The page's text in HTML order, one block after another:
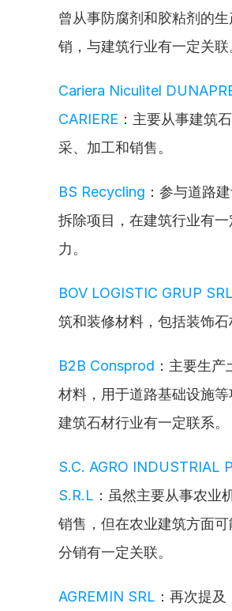
曾从事防腐剂和胶粘剂的生
销，与建筑行业有一定关联
Cariera Niculitel
CARIERE ：主要从事建筑
采、加工和销售。
BS Recycling ：参与道路
拆除项目，在建筑行业有一
力。
BOV LOGISTIC GRUP SRL
筑和装修材料，包括装饰石
B2B Consprod ：主要生
材料，用于道路基础设施
建筑石材行业有一定联系。
S.C. AGRO INDUSTRIAL
S.R.L ：虽然主要从事农业
销售，但在农业建筑方面
分销有一定关联。
AGREMIN SRL ：再次提及